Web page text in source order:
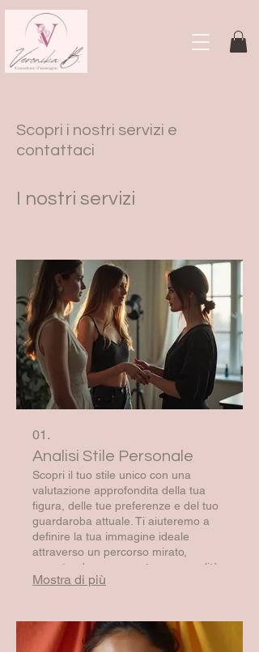
Scopri i nostri servizi e
contattaci
I nostri servizi
01.
Analisi Stile Personale
Scopri il tuo stile unico con una
valutazione approfondita della tua
figura, delle tue preferenze e del tuo
guardaroba attuale. Ti aiuteremo a
definire la tua immagine ideale
attraverso un percorso mirato,
garantendo coerenza tra personalità
e aspetto esteriore. Questo servizio è
Valorizza al meglio le tue
caratteristiche e aumenta la tua
Mostra di più